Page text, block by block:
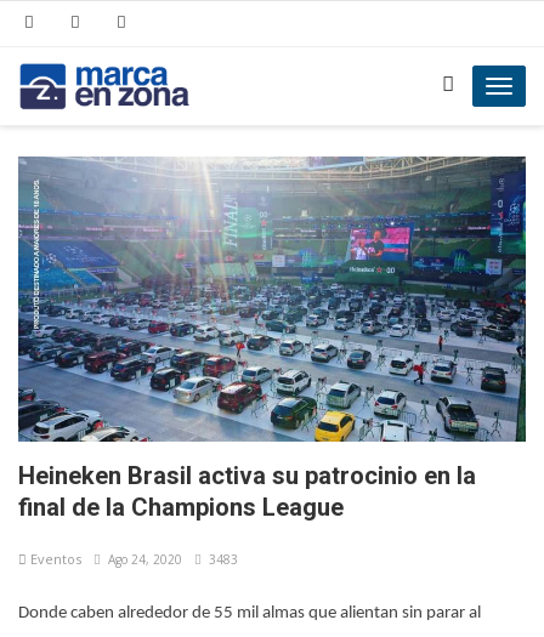
Heineken Brasil activa su patrocinio en la
final de la Champions League
Eventos Ago 24, 2020 3483
Donde caben alrededor de 55 mil almas que alientan sin parar al